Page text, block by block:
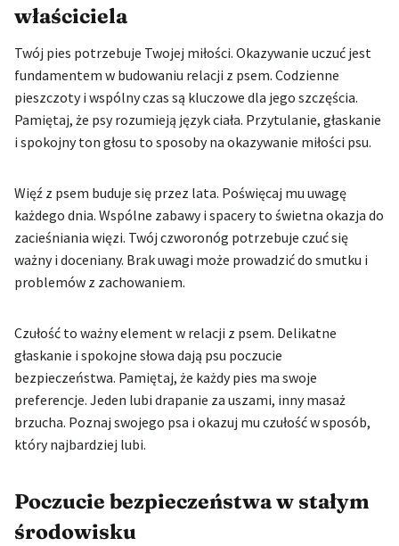
właściciela
Twój pies potrzebuje Twojej miłości. Okazywanie uczuć jest
fundamentem w budowaniu relacji z psem. Codzienne
pieszczoty i wspólny czas są kluczowe dla jego szczęścia.
Pamiętaj, że psy rozumieją język ciała. Przytulanie, głaskanie
i spokojny ton głosu to sposoby na okazywanie miłości psu.
Więź z psem buduje się przez lata. Poświęcaj mu uwagę
każdego dnia. Wspólne zabawy i spacery to świetna okazja do
zacieśniania więzi. Twój czworonóg potrzebuje czuć się
ważny i doceniany. Brak uwagi może prowadzić do smutku i
problemów z zachowaniem.
Czułość to ważny element w relacji z psem. Delikatne
głaskanie i spokojne słowa dają psu poczucie
bezpieczeństwa. Pamiętaj, że każdy pies ma swoje
preferencje. Jeden lubi drapanie za uszami, inny masaż
brzucha. Poznaj swojego psa i okazuj mu czułość w sposób,
który najbardziej lubi.
Poczucie bezpieczeństwa w stałym
środowisku